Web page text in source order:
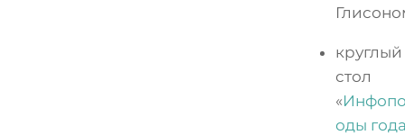
круглый
стол
«
оды